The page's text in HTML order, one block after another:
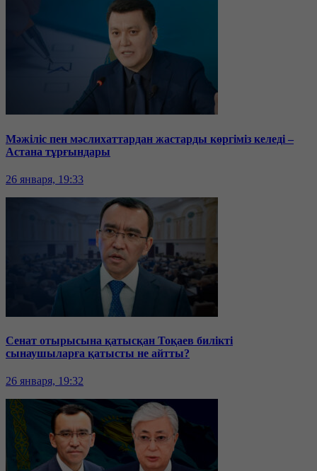
Мәжіліс пен мәслихаттардан жастарды көргіміз келеді –
Астана тұрғындары
26 января, 19:33
Сенат отырысына қатысқан Тоқаев билікті
сынаушыларға қатысты не айтты?
26 января, 19:32